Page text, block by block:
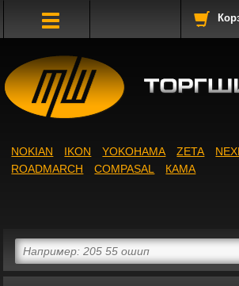
NOKIAN IKON YOKOHAMA ZETA
ROADMARCH
COMPASAL КАМА